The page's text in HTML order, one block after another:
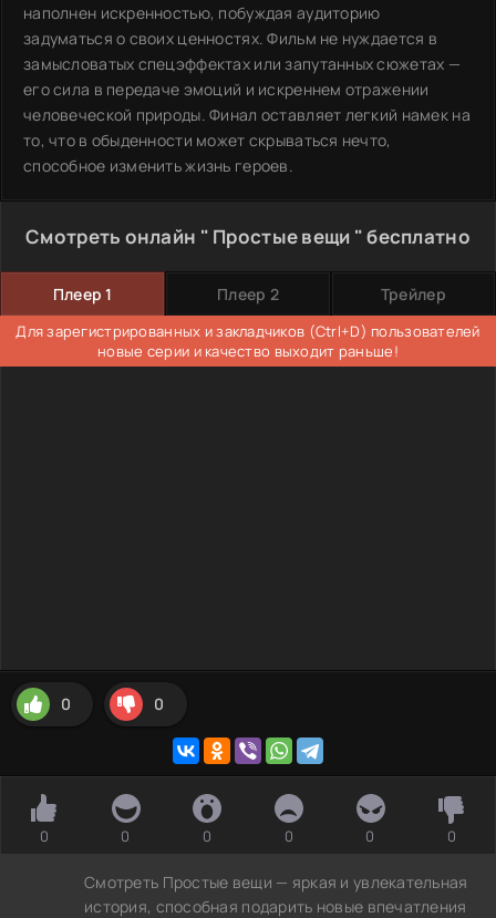
наполнен искренностью, побуждая аудиторию
задуматься о своих ценностях. Фильм не нуждается в
замысловатых спецэффектах или запутанных сюжетах —
его сила в передаче эмоций и искреннем отражении
человеческой природы. Финал оставляет легкий намек на
то, что в обыденности может скрываться нечто,
способное изменить жизнь героев.
Смотреть онлайн " Простые вещи " бесплатно
Плеер 1 Плеер 2 Трейлер
Для зарегистрированных и закладчиков (Ctrl+D) пользователей
новые серии и качество выходит раньше!
0 0
0 0 0 0 0 0
Смотреть Простые вещи — яркая и увлекательная
история, способная подарить новые впечатления